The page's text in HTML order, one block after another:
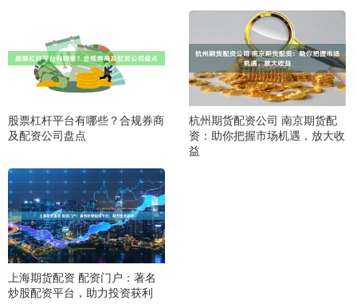
股票杠杆平台有哪些？合规券商
及配资公司盘点
杭州期货配资公司 南京期货配
资：助你把握市场机遇，放大收
益
上海期货配资 配资门户：著名
炒股配资平台，助力投资获利